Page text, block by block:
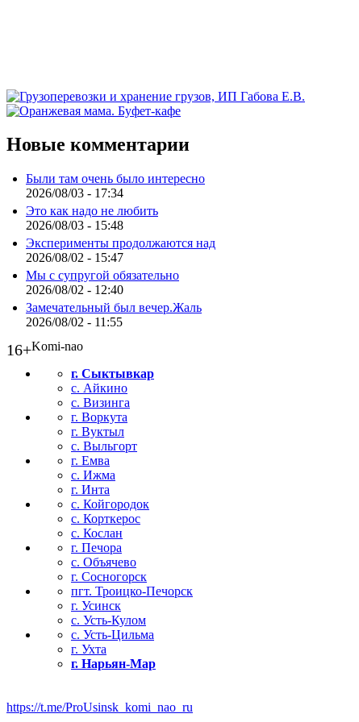
Новые комментарии
Были там очень было интересно
2026/08/03 - 17:34
Это как надо не любить
2026/08/03 - 15:48
Эксперименты продолжаются над
2026/08/02 - 15:47
Мы с супругой обязательно
2026/08/02 - 12:40
Замечательный был вечер.Жаль
2026/08/02 - 11:55
16+Komi-nao
г. Сыктывкар
с. Айкино
с. Визинга
г. Воркута
г. Вуктыл
с. Выльгорт
г. Емва
с. Ижма
г. Инта
с. Койгородок
с. Корткерос
с. Кослан
г. Печора
с. Объячево
г. Сосногорск
пгт. Троицко-Печорск
г. Усинск
с. Усть-Кулом
с. Усть-Цильма
г. Ухта
г. Нарьян-Мар
https://t.me/ProUsinsk_komi_nao_ru